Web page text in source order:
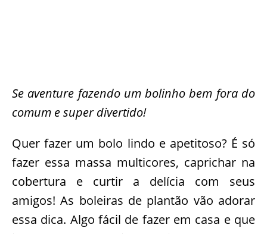
Se aventure fazendo um bolinho bem fora do
comum e super divertido!
Quer fazer um bolo lindo e apetitoso? É só
fazer essa massa multicores, caprichar na
cobertura e curtir a delícia com seus
amigos! As boleiras de plantão vão adorar
essa dica. Algo fácil de fazer em casa e que